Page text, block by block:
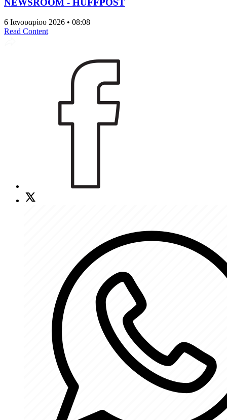
NEWSROOM - HUFFPOST
6 Ιανουαρίου 2026 • 08:08
Read Content